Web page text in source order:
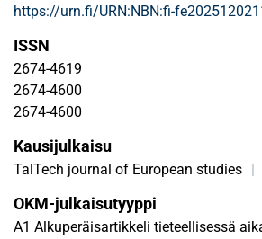
https://urn.fi/URN:NBN:fi-
ISSN
2674-4619
2674-4600
2674-4600
Kausijulkaisu
TalTech journal of European studies
OKM-julkaisutyyppi
A1 Alkuperäisartikkeli tieteellisessä